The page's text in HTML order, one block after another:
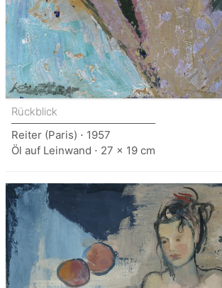
Rückblick
Reiter (Paris) ⋅ 1957
Öl auf Leinwand ⋅ 27 x 19 cm